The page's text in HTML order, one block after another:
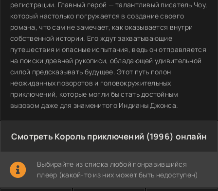
регистрации. Главный герой — талантливый писатель Чоу,
который настолько погружается в создание своего
романа, что сам не замечает, как оказывается внутри
собственной истории. Его ждут захватывающие
путешествия и опасные испытания, ведь он отправляется
на поиски древней рукописи, обладающей удивительной
силой предсказывать будущее. Этот путь полон
неожиданных поворотов и головокружительных
приключений, которые могли бы стать достойным
вызовом даже для знаменитого Индианы Джонса.
Смотреть Король приключений (1996) онлайн
Выбирайте из списка любой понравившийся
плеер (какой-то из них может быть недоступен)